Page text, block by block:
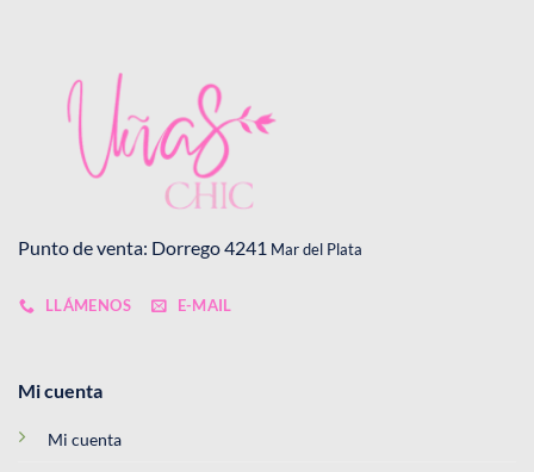
Punto de venta: Dorrego 4241 Mar del Plata
LLÁMENOS E-MAIL
Mi cuenta
Mi cuenta